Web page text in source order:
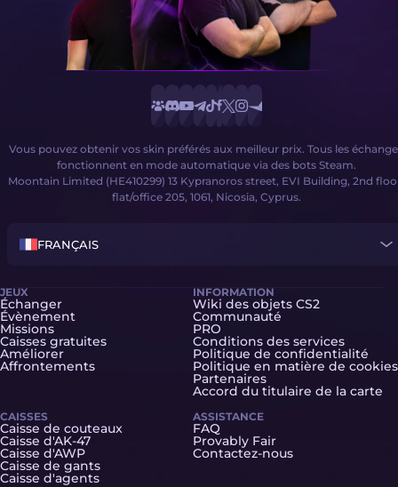
Vous pouvez obtenir vos skin préférés aux meilleur prix. Tous les
fonctionnent en mode automatique via des bots Steam.
Moontain Limited (HE410299) 13 Kypranoros street, EVI Building, 2nd
flat/office 205, 1061, Nicosia, Cyprus.
FRANÇAIS
JEUX
Échanger
Évènement
Missions
Caisses gratuites
Améliorer
Affrontements
CAISSES
Caisse de couteaux
Caisse d'AK-47
Caisse d'AWP
Caisse de gants
Caisse d'agents
INFORMATION
Wiki des objets CS2
Communauté
PRO
Conditions des services
Politique de confidentialité
Politique en matière de cookies
Partenaires
Accord du titulaire de la carte
ASSISTANCE
FAQ
Provably Fair
Contactez-nous